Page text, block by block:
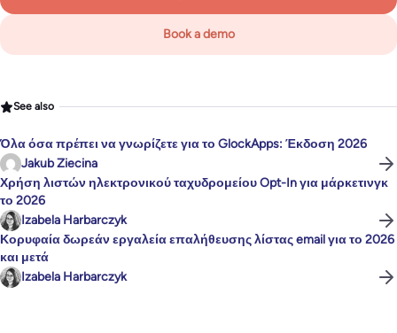
Book a demo
See also
Όλα όσα πρέπει να γνωρίζετε για το GlockApps: Έκδοση 2026
Jakub Ziecina
Χρήση λιστών ηλεκτρονικού ταχυδρομείου Opt-In για μάρκετινγκ
το 2026
Izabela Harbarczyk
Κορυφαία δωρεάν εργαλεία επαλήθευσης λίστας email για το 2026
και μετά
Izabela Harbarczyk